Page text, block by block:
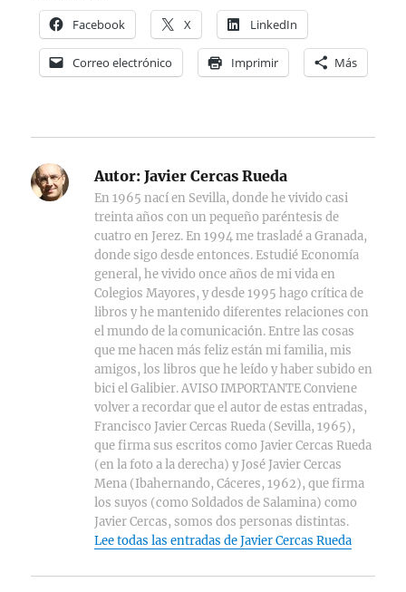
Facebook X LinkedIn
Correo electrónico Imprimir Más
Autor: Javier Cercas Rueda
En 1965 nací en Sevilla, donde he vivido casi
treinta años con un pequeño paréntesis de
cuatro en Jerez. En 1994 me trasladé a Granada,
donde sigo desde entonces. Estudié Economía
general, he vivido once años de mi vida en
Colegios Mayores, y desde 1995 hago crítica de
libros y he mantenido diferentes relaciones con
el mundo de la comunicación. Entre las cosas
que me hacen más feliz están mi familia, mis
amigos, los libros que he leído y haber subido en
bici el Galibier. AVISO IMPORTANTE Conviene
volver a recordar que el autor de estas entradas,
Francisco Javier Cercas Rueda (Sevilla, 1965),
que firma sus escritos como Javier Cercas Rueda
(en la foto a la derecha) y José Javier Cercas
Mena (Ibahernando, Cáceres, 1962), que firma
los suyos (como Soldados de Salamina) como
Javier Cercas, somos dos personas distintas.
Lee todas las entradas de Javier Cercas Rueda